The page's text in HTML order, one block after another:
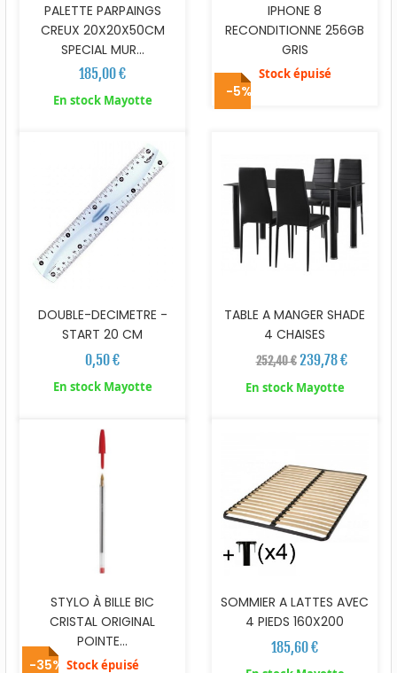
PALETTE PARPAINGS
CREUX 20X20X50CM
SPECIAL MUR...
185,00 €
En stock Mayotte
IPHONE 8
RECONDITIONNE 256GB
GRIS
Stock épuisé
DOUBLE-DECIMETRE -
START 20 CM
0,50 €
En stock Mayotte
-5%
TABLE A MANGER SHADE
4 CHAISES
252,40 € 239,78 €
En stock Mayotte
STYLO À BILLE BIC
CRISTAL ORIGINAL
POINTE...
Stock épuisé
SOMMIER A LATTES AVEC
4 PIEDS 160X200
185,60 €
-35%